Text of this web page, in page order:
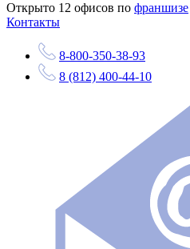
Открыто 12 офисов по франшизе
Контакты
8-800-350-38-93
8 (812) 400-44-10